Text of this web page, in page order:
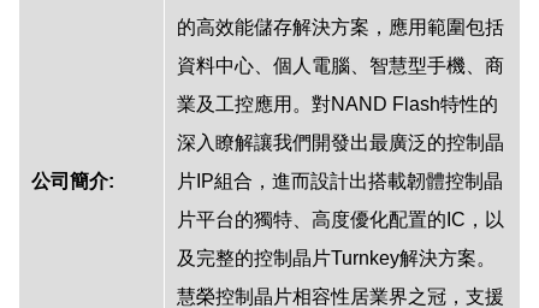
公司簡介:
的高效能儲存解決方案，應用範圍包括
資料中心、個人電腦、智慧型手機、商
業及工控應用。對NAND Flash特性的
深入瞭解讓我們開發出最廣泛的控制晶
片IP組合，進而設計出搭載韌體控制晶
片平台的獨特、高度優化配置的IC，以
及完整的控制晶片Turnkey解決方案。
慧榮控制晶片相容性居業界之冠，支援